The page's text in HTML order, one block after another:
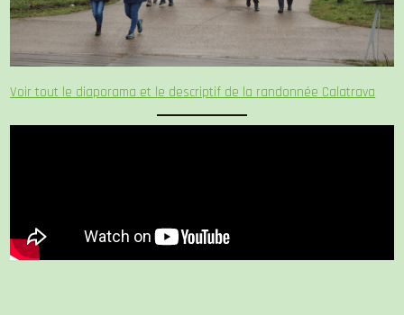
Voir tout le diaporama et le descriptif de la randonnée Calatrava